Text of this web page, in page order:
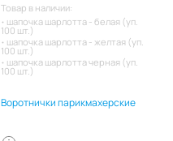
Товар в наличии:
шапочка шарлотта - белая (уп.
100 шт.)
шапочка шарлотта - желтая (уп.
100 шт.)
шапочка шарлотта черная (уп.
100 шт.)
Воротнички парикмахерские